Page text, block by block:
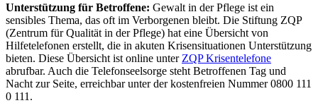
Unterstützung für Betroffene: Gewalt in der Pflege ist ein
sensibles Thema, das oft im Verborgenen bleibt. Die Stiftung ZQP
(Zentrum für Qualität in der Pflege) hat eine Übersicht von
Hilfetelefonen erstellt, die in akuten Krisensituationen Unterstützung
bieten. Diese Übersicht ist online unter ZQP Krisentelefone
abrufbar. Auch die Telefonseelsorge steht Betroffenen Tag und
Nacht zur Seite, erreichbar unter der kostenfreien Nummer 0800 111
0 111.